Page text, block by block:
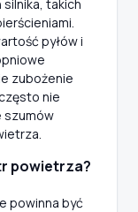
takich
pyłów i
zubożenie
nie
szumów
powietrza?
powinna być